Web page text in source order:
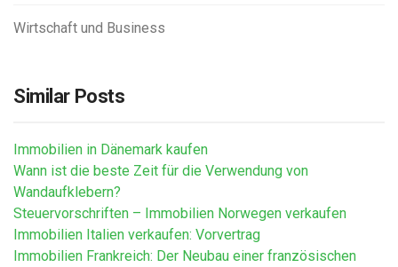
Wirtschaft und Business
Similar Posts
Immobilien in Dänemark kaufen
Wann ist die beste Zeit für die Verwendung von
Wandaufklebern?
Steuervorschriften – Immobilien Norwegen verkaufen
Immobilien Italien verkaufen: Vorvertrag
Immobilien Frankreich: Der Neubau einer französischen